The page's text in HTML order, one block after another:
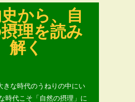
から、自
理を読み
解く
きな時代のうねりの中にい
時代こそ「自然の摂理」に